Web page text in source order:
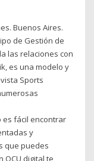
Buenos Aires.
de Gestión de
las relaciones con
es una modelo y
Sports
es fácil encontrar
y
que puedes